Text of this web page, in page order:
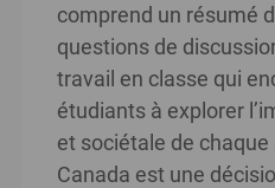
comprend un résumé
questions de
travail en classe qui
étudiants à explorer
et sociétale de
Canada est une